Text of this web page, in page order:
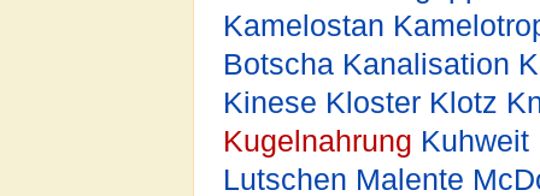
Kamelostan
Botscha Kanalisation
Kinese Kloster Klotz
Kugelnahrung Kuhweit
Lutschen Malente